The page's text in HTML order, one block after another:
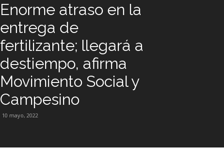
Enorme atraso en la
entrega de
fertilizante; llegará a
destiempo, afirma
Movimiento Social y
Campesino
10 mayo, 2022